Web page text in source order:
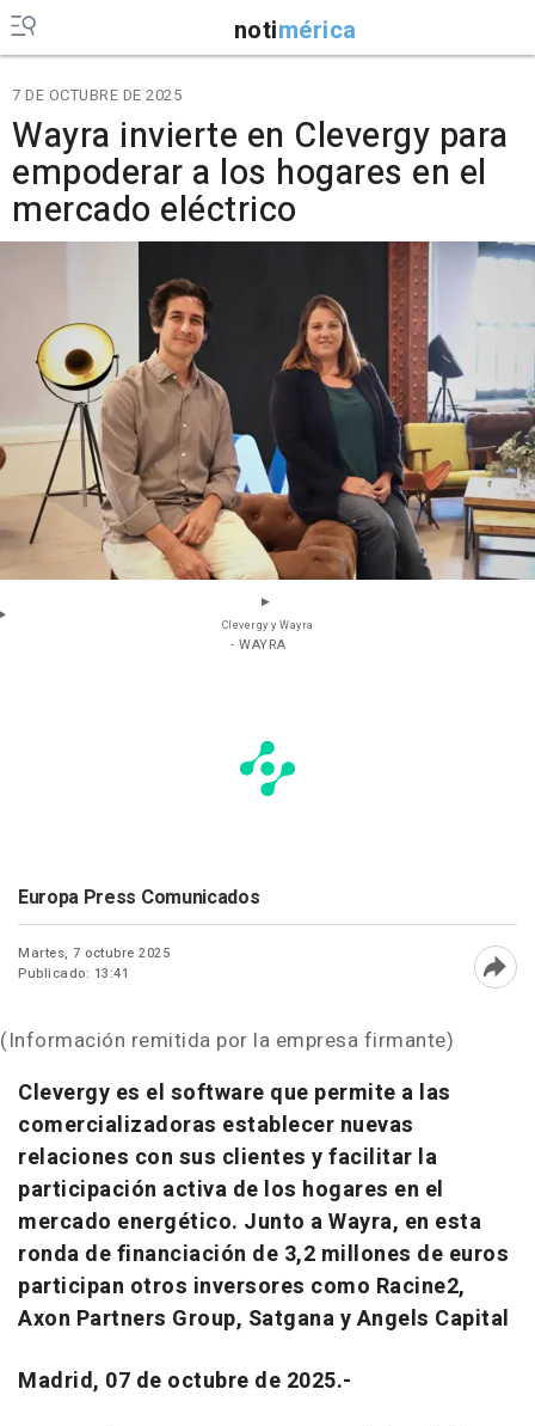
notimérica
7 DE OCTUBRE DE 2025
Wayra invierte en Clevergy para
empoderar a los hogares en el
mercado eléctrico
Clevergy y Wayra
- WAYRA
Europa Press Comunicados
Martes, 7 octubre 2025
Publicado: 13:41
(Información remitida por la empresa firmante)
Clevergy es el software que permite a las
comercializadoras establecer nuevas
relaciones con sus clientes y facilitar la
participación activa de los hogares en el
mercado energético. Junto a Wayra, en esta
ronda de financiación de 3,2 millones de euros
participan otros inversores como Racine2,
Axon Partners Group, Satgana y Angels Capital
Madrid, 07 de octubre de 2025.-